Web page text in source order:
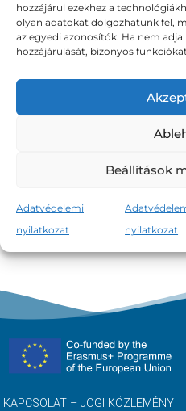
hozzájárul ezekhez a
olyan adatokat dolgozhatunk fel,
az egyedi azonosítók. Ha nem
hozzájárulását, bizonyos
Beállítások
Adatvédelemi
nyilatkozat
nyilatkozat
KAPCSOLAT – JOGI KÖZLEMÉNY